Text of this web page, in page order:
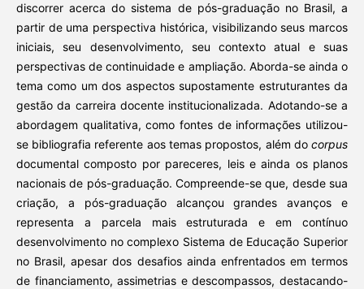
discorrer acerca do sistema de pós-graduação no Brasil, a
partir de uma perspectiva histórica, visibilizando seus marcos
iniciais, seu desenvolvimento, seu contexto atual e suas
perspectivas de continuidade e ampliação. Aborda-se ainda o
tema como um dos aspectos supostamente estruturantes da
gestão da carreira docente institucionalizada. Adotando-se a
abordagem qualitativa, como fontes de informações utilizou-
se bibliografia referente aos temas propostos, além docorpus
documental composto por pareceres, leis e ainda os planos
nacionais de pós-graduação. Compreende-se que, desde sua
criação, a pós-graduação alcançou grandes avanços e
representa a parcela mais estruturada e em contínuo
desenvolvimento no complexo Sistema de Educação Superior
no Brasil, apesar dos desafios ainda enfrentados em termos
de financiamento, assimetrias e descompassos, destacando-